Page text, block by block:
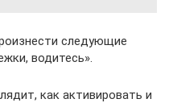
следующие
водитесь».
как активировать и